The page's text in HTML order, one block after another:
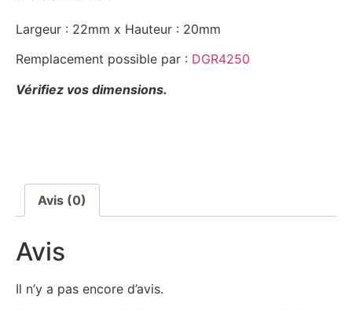
Largeur : 22mm x Hauteur : 20mm
Remplacement possible par : DGR4250
Vérifiez vos dimensions.
Avis (0)
Avis
Il n’y a pas encore d’avis.